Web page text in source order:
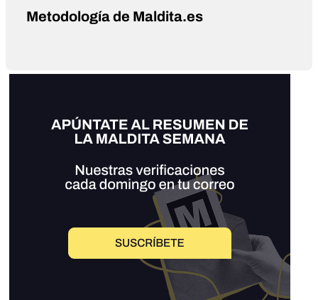
Metodología de Maldita.es